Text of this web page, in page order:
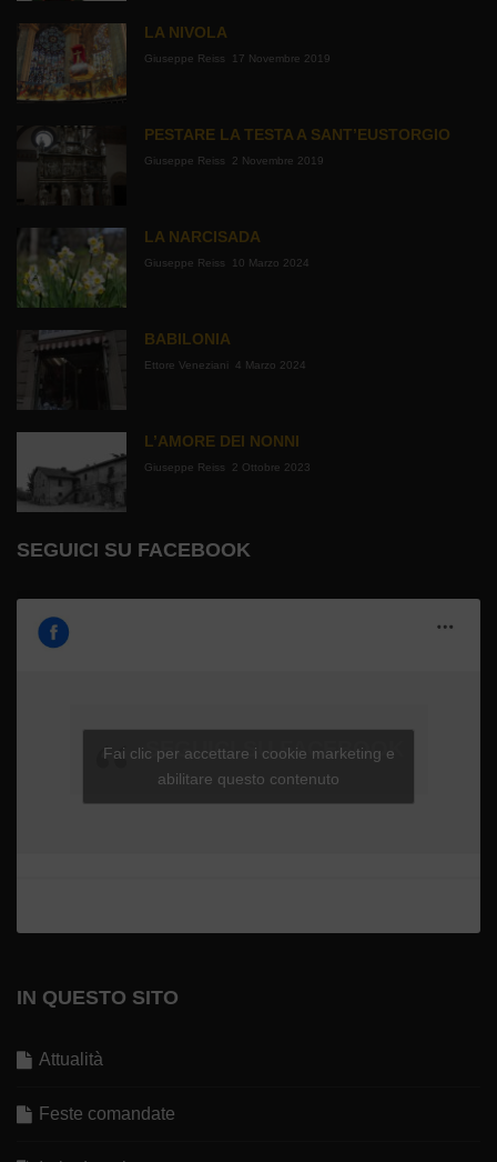
LA NIVOLA
Giuseppe Reiss 17 Novembre 2019
PESTARE LA TESTA A SANT’EUSTORGIO
Giuseppe Reiss 2 Novembre 2019
LA NARCISADA
Giuseppe Reiss 10 Marzo 2024
BABILONIA
Ettore Veneziani 4 Marzo 2024
L’AMORE DEI NONNI
Giuseppe Reiss 2 Ottobre 2023
SEGUICI SU FACEBOOK
SEGUICI SU FACEBOOK
Fai clic per accettare i cookie marketing e
abilitare questo contenuto
IN QUESTO SITO
Attualità
Feste comandate